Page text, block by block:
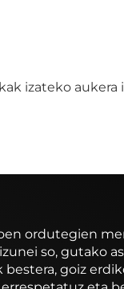
izateko
ordutegien
so, gutako
goiz